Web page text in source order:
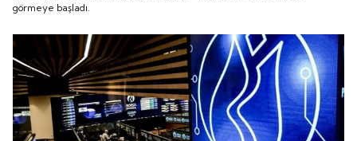
görmeye başladı.